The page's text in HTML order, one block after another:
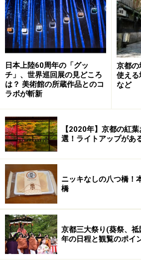
日本上陸60周年の「グッ
チ」、世界巡回展の見どころ
は？ 美術館の所蔵作品とのコ
ラボが斬新
京都の
使える
など
【2020年】京都の紅
選！ライトアップがあ
ニッキなしの八つ橋！
橋
京都三大祭り(葵祭、
年の日程と観覧のポイ